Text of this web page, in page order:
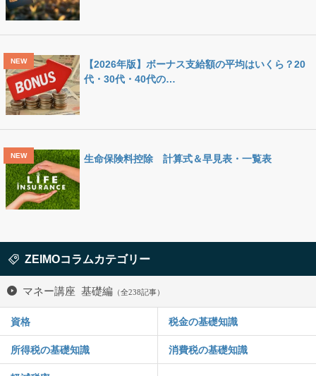
【2026年版】ボーナス支給額の平均はいくら？20
代・30代・40代の…
生命保険料控除 計算式＆早見表・一覧表
ZEIMOコラムカテゴリー
マネー講座 基礎編 （全238記事）
資格 税金の基礎知識
所得税の基礎知識 消費税の基礎知識